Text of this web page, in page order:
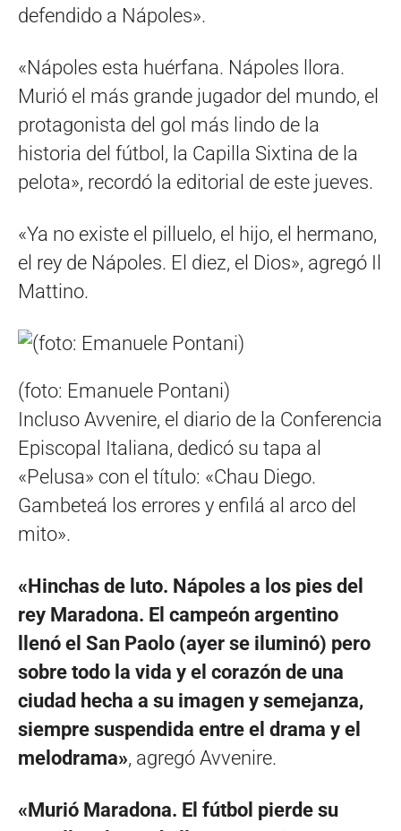
defendido a Nápoles».
«Nápoles esta huérfana. Nápoles llora.
Murió el más grande jugador del mundo, el
protagonista del gol más lindo de la
historia del fútbol, la Capilla Sixtina de la
pelota», recordó la editorial de este jueves.
«Ya no existe el pilluelo, el hijo, el hermano,
el rey de Nápoles. El diez, el Dios», agregó Il
Mattino.
(foto: Emanuele Pontani)
Incluso Avvenire, el diario de la Conferencia
Episcopal Italiana, dedicó su tapa al
«Pelusa» con el título: «Chau Diego.
Gambeteá los errores y enfilá al arco del
mito».
«Hinchas de luto. Nápoles a los pies del
rey Maradona. El campeón argentino
llenó el San Paolo (ayer se iluminó) pero
sobre todo la vida y el corazón de una
ciudad hecha a su imagen y semejanza,
siempre suspendida entre el drama y el
melodrama», agregó Avvenire.
«Murió Maradona. El fútbol pierde su